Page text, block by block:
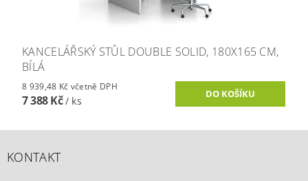
KANCELÁŘSKÝ STŮL DOUBLE SOLID, 180X165 CM,
BÍLÁ
8 939,48 Kč včetně DPH
7 388 Kč/ ks
KONTAKT